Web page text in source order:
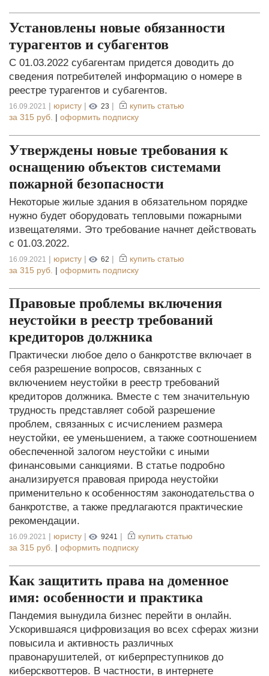
Установлены новые обязанности
турагентов и субагентов
С 01.03.2022 субагентам придется доводить до
сведения потребителей информацию о номере в
реестре турагентов и субагентов.
16.09.2021 | юристу | 23 |
купить статью
за 315 руб. | оформить подписку
Утверждены новые требования к
оснащению объектов системами
пожарной безопасности
Некоторые жилые здания в обязательном порядке
нужно будет оборудовать тепловыми пожарными
извещателями. Это требование начнет действовать
с 01.03.2022.
16.09.2021 | юристу | 62 |
купить статью
за 315 руб. | оформить подписку
Правовые проблемы включения
неустойки в реестр требований
кредиторов должника
Практически любое дело о банкротстве включает в
себя разрешение вопросов, связанных с
включением неустойки в реестр требований
кредиторов должника. Вместе с тем значительную
трудность представляет собой разрешение
проблем, связанных с исчислением размера
неустойки, ее уменьшением, а также соотношением
обеспеченной залогом неустойки с иными
финансовыми санкциями. В статье подробно
анализируется правовая природа неустойки
применительно к особенностям законодательства о
банкротстве, а также предлагаются практические
рекомендации.
16.09.2021 | юристу | 9241 |
купить статью
за 315 руб. | оформить подписку
Как защитить права на доменное
имя: особенности и практика
Пандемия вынудила бизнес перейти в онлайн.
Ускорившаяся цифровизация во всех сферах жизни
повысила и активность различных
правонарушителей, от киберпреступников до
киберсквоттеров. В частности, в интернете